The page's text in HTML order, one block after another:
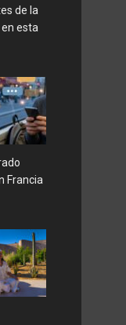
de la
esta
Francia